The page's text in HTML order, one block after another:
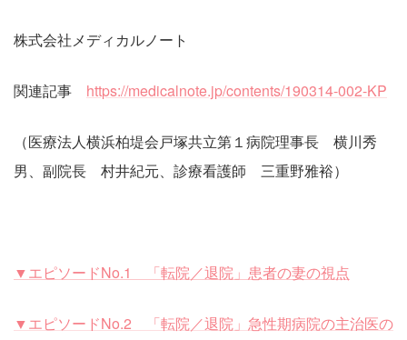
株式会社メディカルノート
関連記事 https://medicalnote.jp/contents/190314-002-KP
（医療法人横浜柏堤会戸塚共立第１病院理事長 横川秀
男、副院長 村井紀元、診療看護師 三重野雅裕）
▼エピソードNo.1 「転院／退院」患者の妻の視点
▼エピソードNo.2 「転院／退院」急性期病院の主治医の